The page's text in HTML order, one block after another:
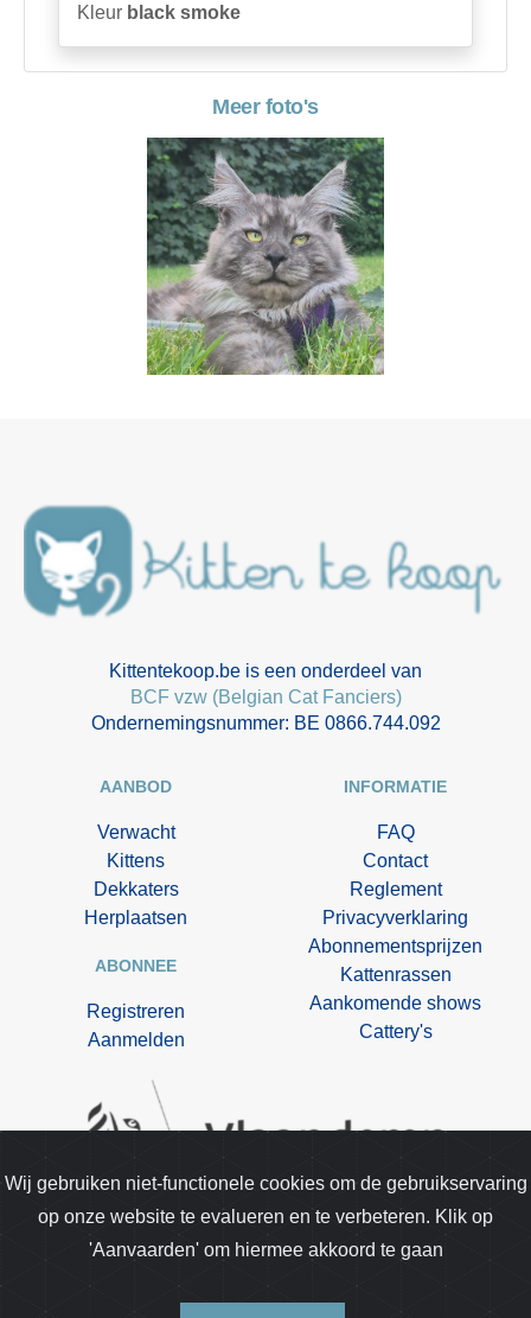
Kleur black smoke
Meer foto's
Kittentekoop.be is een onderdeel van
BCF vzw (Belgian Cat Fanciers)
Ondernemingsnummer: BE 0866.744.092
AANBOD
Verwacht
Kittens
Dekkaters
Herplaatsen
ABONNEE
Registreren
Aanmelden
INFORMATIE
FAQ
Contact
Reglement
Privacyverklaring
Abonnementsprijzen
Kattenrassen
Aankomende shows
Cattery's
Kittentekoop.be is opgenomen in de lijst van
Wij gebruiken niet-functionele cookies om de gebruikservaring
op onze website te evalueren en te verbeteren. Klik op
'Aanvaarden' om hiermee akkoord te gaan